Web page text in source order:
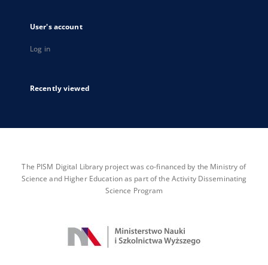
User's account
Log in
Recently viewed
The PISM Digital Library project was co-financed by the Ministry of
Science and Higher Education as part of the Activity Disseminating
Science Program